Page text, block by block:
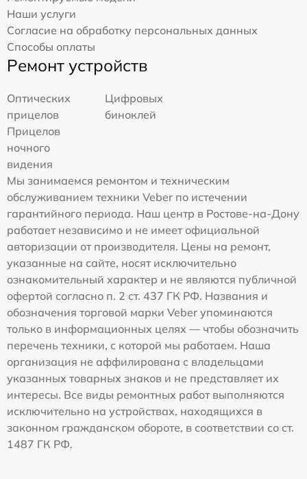
Наши услуги
Согласие на обработку персональных данных
Способы оплаты
Ремонт устройств
Оптических
прицелов
Цифровых
биноклей
Прицелов
ночного
видения
Мы занимаемся ремонтом и техническим
обслуживанием техники Veber по истечении
гарантийного периода. Наш центр в Ростове-на-Дону
работает независимо и не имеет официальной
авторизации от производителя. Цены на ремонт,
указанные на сайте, носят исключительно
ознакомительный характер и не являются публичной
офертой согласно п. 2 ст. 437 ГК РФ. Названия и
обозначения торговой марки Veber упоминаются
только в информационных целях — чтобы обозначить
перечень техники, с которой мы работаем. Наша
организация не аффилирована с владельцами
указанных товарных знаков и не представляет их
интересы. Все виды ремонтных работ выполняются
исключительно на устройствах, находящихся в
законном гражданском обороте, в соответствии со ст.
1487 ГК РФ.